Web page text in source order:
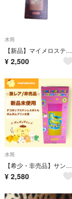
水筒
【新品】マイメロステンレスボトル
¥ 2,500
水筒
【希少・非売品】サンリオ デコラポップ ステンレスボトル ポムポムプリン 新品
¥ 2,580